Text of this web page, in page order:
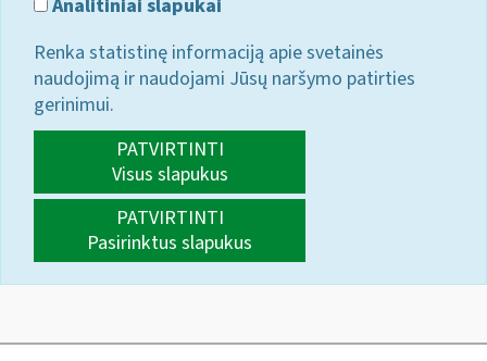
Analitiniai slapukai
Renka statistinę informaciją apie svetainės
naudojimą ir naudojami Jūsų naršymo patirties
gerinimui.
PATVIRTINTI
Visus slapukus
PATVIRTINTI
Pasirinktus slapukus